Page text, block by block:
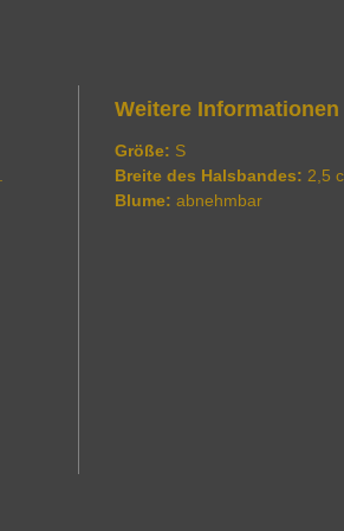
Weitere Informationen
Größe: S
Breite des Halsbandes: 2,5
Blume: abnehmbar